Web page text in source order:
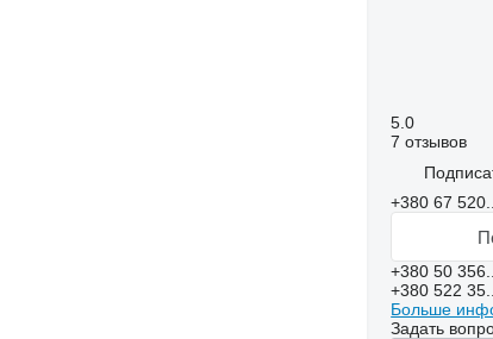
5.0
7 отзывов
+380 67
+380 50
+380 522
Больше
Задать